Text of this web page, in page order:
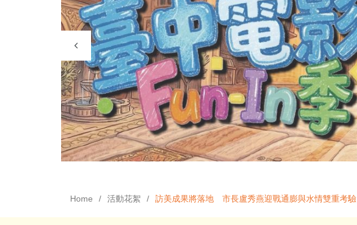
Home 活動花絮 訪美成果將落地 市長盧秀燕迎戰通膨與水情雙重考驗